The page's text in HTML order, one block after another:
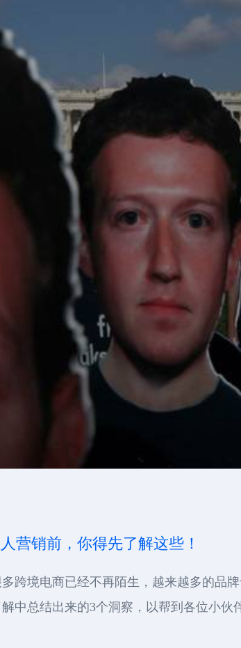
营销前，你得先了解这些！
多跨境电商已经不再陌生，越来越多的
解中总结出来的3个洞察，以帮到各位小